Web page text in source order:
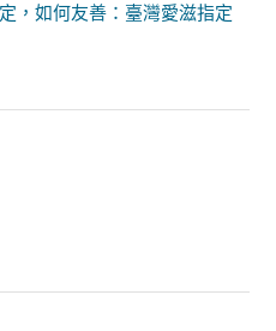
，如何友善：臺灣愛滋指定